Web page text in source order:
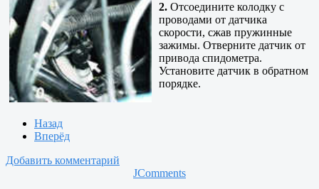
2. Отсоедините колодку с
проводами от датчика
скорости, сжав пружинные
зажимы. Отверните датчик от
привода спидометра.
Установите датчик в обратном
порядке.
Назад
Вперёд
Добавить комментарий
JComments